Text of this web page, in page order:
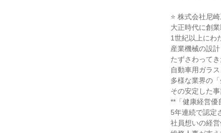
⭐ 株式会社尼
大正時代に創業
1世紀以上にわ
産業機械の設
たずさわってき
自動車用ガラ
多様な業界の「
その安定した事
**「健康経営優
5年連続で認定
社員想いの経営